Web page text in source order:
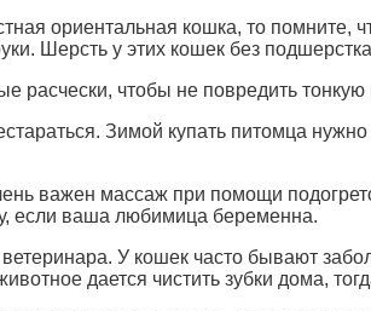
ориентальная кошка, то
Шерсть у этих кошек без
расчески, чтобы не повредить тонкую
Зимой купать питомца
важен массаж при помощи
если ваша любимица беременна.
У кошек часто бывают
дается чистить зубки дома,